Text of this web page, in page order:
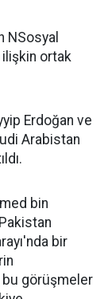
NSosyal
ilişkin ortak
Erdoğan ve
Arabistan
bin
bir
görüşmeler